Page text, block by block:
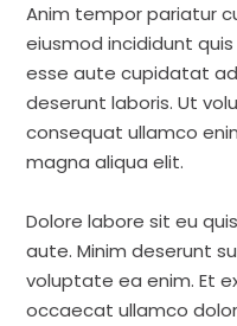
Anim tempor pariatur
eiusmod incididunt
esse aute cupidatat
deserunt laboris. Ut
consequat ullamco
magna aliqua elit.
Dolore labore sit eu
aute. Minim deserunt
voluptate ea enim. Et
occaecat ullamco